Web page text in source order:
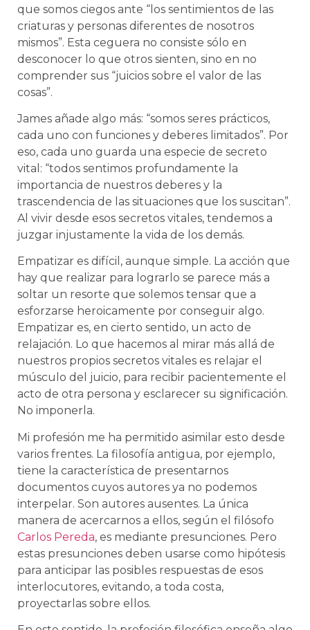
que somos ciegos ante “los sentimientos de las
criaturas y personas diferentes de nosotros
mismos”. Esta ceguera no consiste sólo en
desconocer lo que otros sienten, sino en no
comprender sus “juicios sobre el valor de las
cosas”.
James añade algo más: “somos seres prácticos,
cada uno con funciones y deberes limitados”. Por
eso, cada uno guarda una especie de secreto
vital: “todos sentimos profundamente la
importancia de nuestros deberes y la
trascendencia de las situaciones que los suscitan”.
Al vivir desde esos secretos vitales, tendemos a
juzgar injustamente la vida de los demás.
Empatizar es difícil, aunque simple. La acción que
hay que realizar para lograrlo se parece más a
soltar un resorte que solemos tensar que a
esforzarse heroicamente por conseguir algo.
Empatizar es, en cierto sentido, un acto de
relajación. Lo que hacemos al mirar más allá de
nuestros propios secretos vitales es relajar el
músculo del juicio, para recibir pacientemente el
acto de otra persona y esclarecer su significación.
No imponerla.
Mi profesión me ha permitido asimilar esto desde
varios frentes. La filosofía antigua, por ejemplo,
tiene la característica de presentarnos
documentos cuyos autores ya no podemos
interpelar. Son autores ausentes. La única
manera de acercarnos a ellos, según el filósofo
Carlos Pereda, es mediante presunciones. Pero
estas presunciones deben usarse como hipótesis
para anticipar las posibles respuestas de esos
interlocutores, evitando, a toda costa,
proyectarlas sobre ellos.